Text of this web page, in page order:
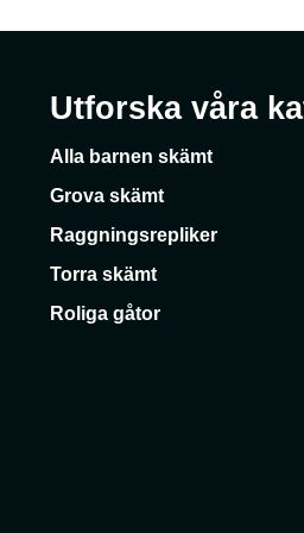
Utforska våra
Alla barnen skämt
Grova skämt
Raggningsrepliker
Torra skämt
Roliga gåtor